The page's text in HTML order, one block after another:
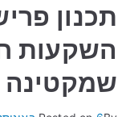
תכנון
השקעות
שמקטינה